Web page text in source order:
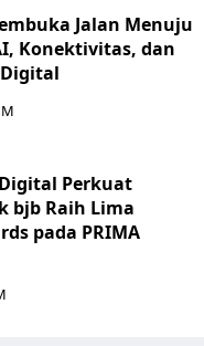
Jalan Menuju
Konektivitas, dan
Perkuat
bjb Raih Lima
pada PRIMA